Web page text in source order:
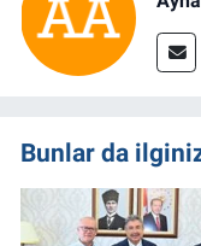
Bunlar da